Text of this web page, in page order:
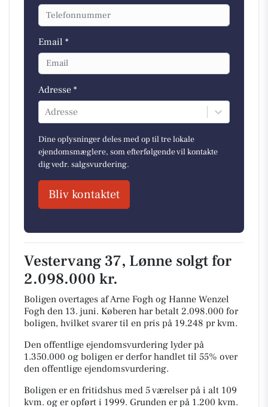
Email *
Adresse *
Adresse
Dine oplysninger deles med op til tre lokale
ejendomsmæglere, som efterfølgende vil kontakte
dig vedr. salgsvurdering.
Bliv kontaktet
Vestervang 37, Lønne solgt for
2.098.000 kr.
Boligen overtages af Arne Fogh og Hanne Wenzel
Fogh den 13. juni. Køberen har betalt 2.098.000 for
boligen, hvilket svarer til en pris på 19.248 pr kvm.
Den offentlige ejendomsvurdering lyder på
1.350.000 og boligen er derfor handlet til 55% over
den offentlige ejendomsvurdering.
Boligen er en fritidshus med 5 værelser på i alt 109
kvm. og er opført i 1999. Grunden er på 1.200 kvm.